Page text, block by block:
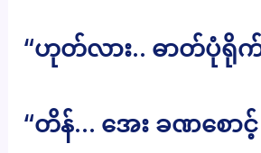
“ဟုတ်လား.. ဓာတ်ပုံရိုက်
“တိန်… အေး ခဏစောင့်